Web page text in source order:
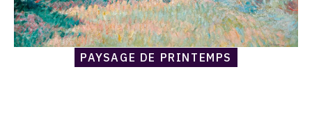
PAYSAGE DE PRINTEMPS